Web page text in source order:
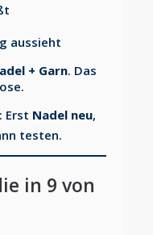
aussieht
+ Garn. Das
Erst Nadel neu,
testen.
in 9 von